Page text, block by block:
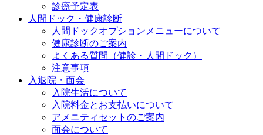
診療予定表
人間ドック・健康診断
人間ドックオプションメニューについて
健康診断のご案内
よくある質問（健診・人間ドック）
注意事項
入退院・面会
入院生活について
入院料金とお支払いについて
アメニティセットのご案内
面会について